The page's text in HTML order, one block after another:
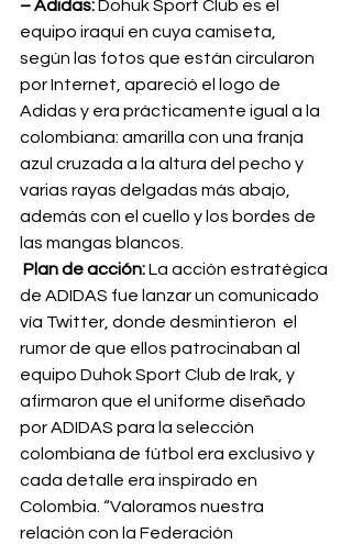
– Adidas: Dohuk Sport Club es el
equipo iraquí en cuya camiseta,
según las fotos que están circularon
por Internet, apareció el logo de
Adidas y era prácticamente igual a la
colombiana: amarilla con una franja
azul cruzada a la altura del pecho y
varias rayas delgadas más abajo,
además con el cuello y los bordes de
las mangas blancos.
Plan de acción: La acción estratégica
de ADIDAS fue lanzar un comunicado
vía Twitter, donde desmintieron  el
rumor de que ellos patrocinaban al
equipo Duhok Sport Club de Irak, y
afirmaron que el uniforme diseñado
por ADIDAS para la selección
colombiana de fútbol era exclusivo y
cada detalle era inspirado en
Colombia. “Valoramos nuestra
relación con la Federación